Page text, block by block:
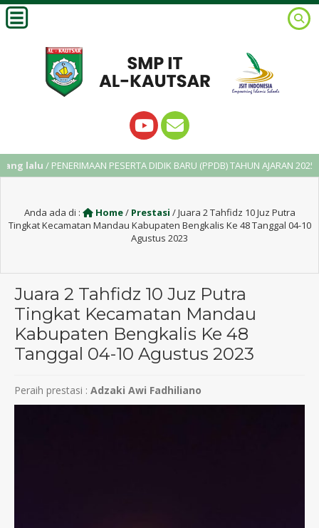
lalu/ PENERIMAAN PESERTA DIDIK BARU (PPDB) TAHUN AJARAN 2025/2026
Anda ada di : Home/ Prestasi /Juara 2 Tahfidz 10 Juz Putra
Tingkat Kecamatan Mandau Kabupaten Bengkalis Ke 48 Tanggal 04-10
Agustus 2023
Juara 2 Tahfidz 10 Juz Putra
Tingkat Kecamatan Mandau
Kabupaten Bengkalis Ke 48
Tanggal 04-10 Agustus 2023
Peraih prestasi : Adzaki Awi Fadhiliano